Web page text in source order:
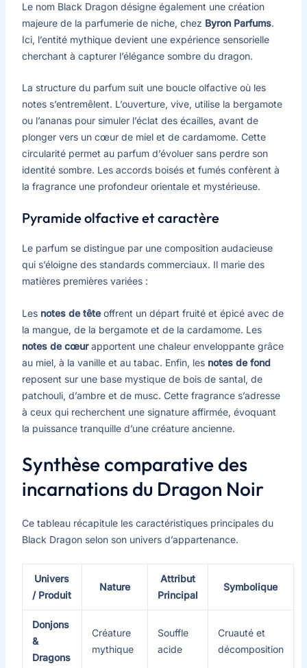
Le nom Black Dragon désigne également une création
majeure de la parfumerie de niche, chez Byron Parfums.
Ici, l’entité mythique devient une expérience sensorielle
cherchant à capturer l’élégance sombre du dragon.
La structure du parfum suit une boucle olfactive où les
notes s’entremêlent. L’ouverture, vive, utilise la bergamote
ou l’ananas pour simuler l’éclat des écailles, avant de
plonger vers un cœur de miel et de cardamome. Cette
circularité permet au parfum d’évoluer sans perdre son
identité sombre. Les accords boisés et fumés confèrent à
la fragrance une profondeur orientale et mystérieuse.
Pyramide olfactive et caractère
Le parfum se distingue par une composition audacieuse
qui s’éloigne des standards commerciaux. Il marie des
matières premières variées :
Les notes de têteoffrent un départ fruité et épicé avec de
la mangue, de la bergamote et de la cardamome. Les
notes de cœurapportent une chaleur enveloppante grâce
au miel, à la vanille et au tabac. Enfin, les notes de fond
reposent sur une base mystique de bois de santal, de
patchouli, d’ambre et de musc. Cette fragrance s’adresse
à ceux qui recherchent une signature affirmée, évoquant
la puissance tranquille d’une créature ancienne.
Synthèse comparative des
incarnations du Dragon Noir
Ce tableau récapitule les caractéristiques principales du
Black Dragon selon son univers d’appartenance.
Univers
/ Produit
Nature
Attribut
Principal
Symbolique
Donjons
&
Dragons
Créature
mythique
Souffle
acide
Cruauté et
décomposition